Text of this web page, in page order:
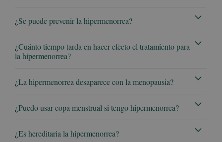
¿Se puede prevenir la hipermenorrea?
¿Cuánto tiempo tarda en hacer efecto el tratamiento para
la hipermenorrea?
¿La hipermenorrea desaparece con la menopausia?
¿Puedo usar copa menstrual si tengo hipermenorrea?
¿Es hereditaria la hipermenorrea?